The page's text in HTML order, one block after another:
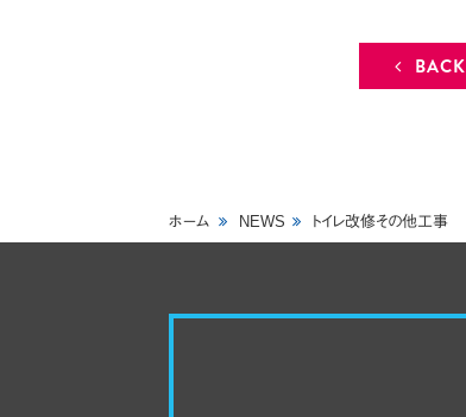
BACK
ホーム NEWS トイレ改修その他工事